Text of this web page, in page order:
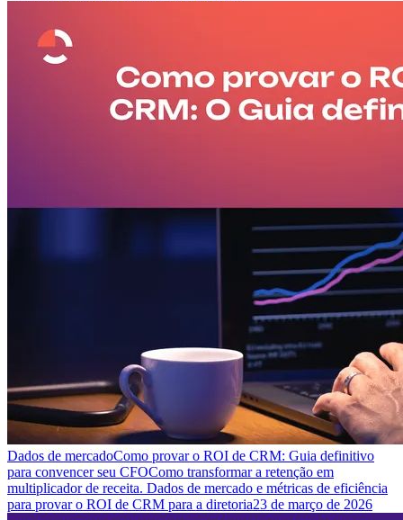
Dados de mercadoComo provar o ROI de CRM: Guia definitivo
para convencer seu CFOComo transformar a retenção em
multiplicador de receita. Dados de mercado e métricas de eficiência
para provar o ROI de CRM para a diretoria23 de março de 2026